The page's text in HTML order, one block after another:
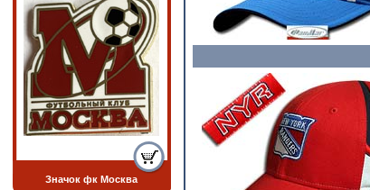
Значок фк Москва